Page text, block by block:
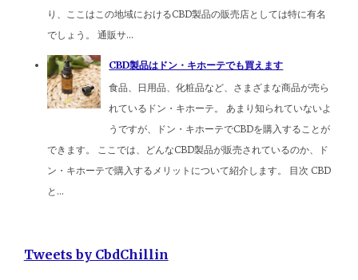
り、ここはこの地域におけるCBD製品の販売店としては特に有名
でしょう。 通販サ...
CBD製品はドン・キホーテでも買えます
食品、日用品、化粧品など、さまざまな商品が売ら
れているドン・キホーテ。 あまり知られていないよ
うですが、ドン・キホーテでCBDを購入することが
できます。 ここでは、どんなCBD製品が販売されているのか、ド
ン・キホーテで購入するメリットについて紹介します。 目次 CBD
と...
Tweets by CbdChillin